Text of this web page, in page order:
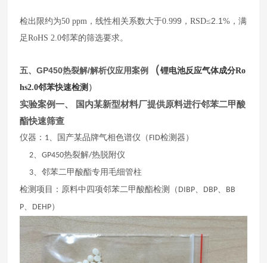
检出限约为50 ppm ，线性相关系数大于0.999 ，RSD≤2.1% ，满
足RoHS 2.0邻苯的筛选要求。
五、GP450热裂解/解析仪应用案例 （锂电池反应气体成分Ro
hs2.0邻苯快速检测 ）
实验案例一、 国内某新型材料厂提供原料进行邻苯二甲酸
酯快速筛查
仪器： 1、国产某品牌气相色谱仪（ FID检测器）
2、GP450热裂解/热脱附仪
3、邻苯二甲酸酯专用毛细管柱
检测项目：原料中四项邻苯二甲酸酯检测（ DIBP、 DBP、 BB
P、 DEHP）